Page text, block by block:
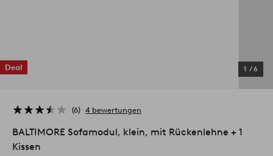
Deal 1 /6
6 4 bewertungen
BALTIMORE Sofamodul, klein, mit Rückenlehne + 1
Kissen